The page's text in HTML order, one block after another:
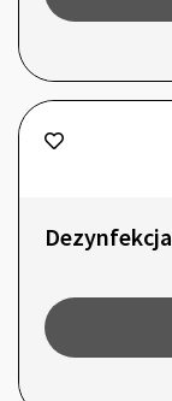
Dezynfekcja